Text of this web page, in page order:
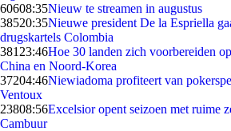
60608:35Nieuw te streamen in augustus
38520:35Nieuwe president De la Espriella
drugskartels Colombia
381 23:46Hoe 30 landen zich voorbereiden
China en Noord-Korea
37204:46Niewiadoma profiteert van
Ventoux
23808:56Excelsior opent seizoen met ruime
Cambuur